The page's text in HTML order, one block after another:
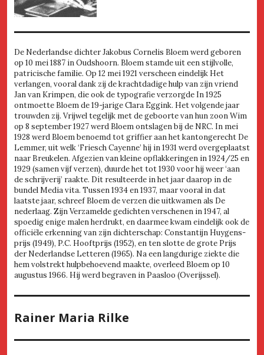
De Nederlandse dichter Jakobus Cornelis Bloem werd geboren
op 10 mei 1887 in Oudshoorn. Bloem stamde uit een stijlvolle,
patricische familie. Op 12 mei 1921 verscheen eindelijk Het
verlangen, vooral dank zij de krachtdadige hulp van zijn vriend
Jan van Krimpen, die ook de typografie verzorgde In 1925
ontmoette Bloem de 19-jarige Clara Eggink. Het volgende jaar
trouwden zij. Vrijwel tegelijk met de geboorte van hun zoon Wim
op 8 september 1927 werd Bloem ontslagen bij de NRC. In mei
1928 werd Bloem benoemd tot griffier aan het kantongerecht De
Lemmer, uit welk ‘Friesch Cayenne’ hij in 1931 werd overgeplaatst
naar Breukelen. Afgezien van kleine opflakkeringen in 1924/25 en
1929 (samen vijf verzen), duurde het tot 1930 voor hij weer ‘aan
de schrijverij’ raakte. Dit resulteerde in het jaar daarop in de
bundel Media vita. Tussen 1934 en 1937, maar vooral in dat
laatste jaar, schreef Bloem de verzen die uitkwamen als De
nederlaag. Zijn Verzamelde gedichten verschenen in 1947, al
spoedig enige malen herdrukt, en daarmee kwam eindelijk ook de
officiële erkenning van zijn dichterschap: Constantijn Huygens-
prijs (1949), P.C. Hooftprijs (1952), en ten slotte de grote Prijs
der Nederlandse Letteren (1965). Na een langdurige ziekte die
hem volstrekt hulpbehoevend maakte, overleed Bloem op 10
augustus 1966. Hij werd begraven in Paasloo (Overijssel).
Rainer Maria Rilke